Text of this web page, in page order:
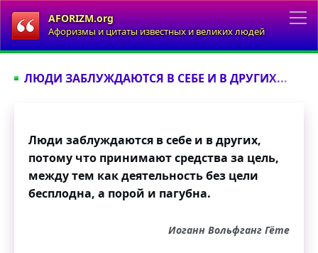
AFORIZM.org
Афоризмы и цитаты известных и великих людей
ЛЮДИ ЗАБЛУЖДАЮТСЯ В СЕБЕ И В ДРУГИХ...
Люди заблуждаются в себе и в других,
потому что принимают средства за цель,
между тем как деятельность без цели
бесплодна, а порой и пагубна.
Иоганн Вольфганг Гёте